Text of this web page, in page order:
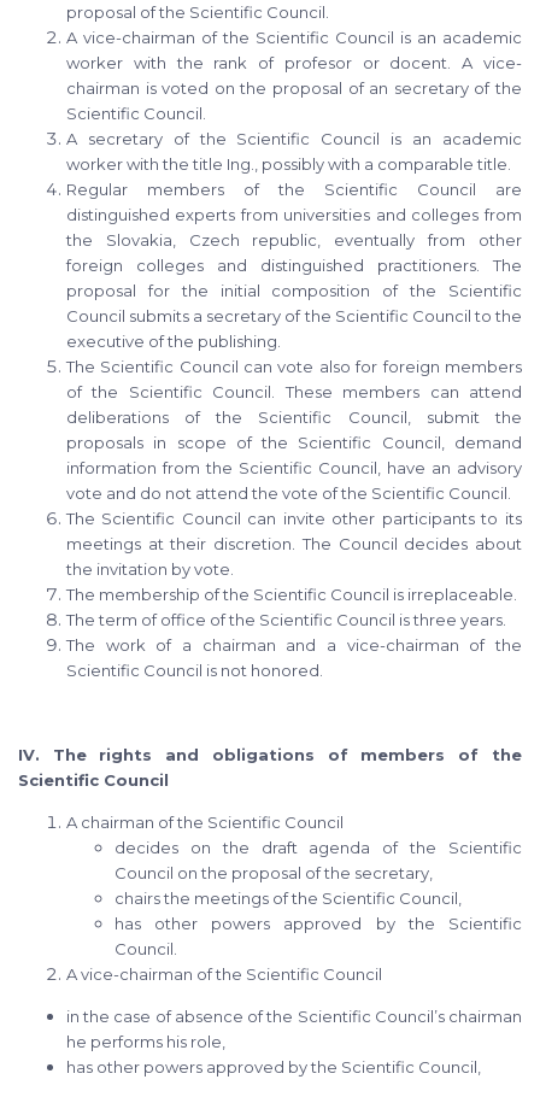
proposal of the Scientific Council.
A vice-chairman of the Scientific Council is an academic
worker with the rank of profesor or docent. A vice-
chairman is voted on the proposal of an secretary of the
Scientific Council.
A secretary of the Scientific Council is an academic
worker with the title Ing., possibly with a comparable title.
Regular members of the Scientific Council are
distinguished experts from universities and colleges from
the Slovakia, Czech republic, eventually from other
foreign colleges and distinguished practitioners. The
proposal for the initial composition of the Scientific
Council submits a secretary of the Scientific Council to the
executive of the publishing.
The Scientific Council can vote also for foreign members
of the Scientific Council. These members can attend
deliberations of the Scientific Council, submit the
proposals in scope of the Scientific Council, demand
information from the Scientific Council, have an advisory
vote and do not attend the vote of the Scientific Council.
The Scientific Council can invite other participants to its
meetings at their discretion. The Council decides about
the invitation by vote.
The membership of the Scientific Council is irreplaceable.
The term of office of the Scientific Council is three years.
The work of a chairman and a vice-chairman of the
Scientific Council is not honored.
IV. The rights and obligations of members of the
Scientific Council
A chairman of the Scientific Council
decides on the draft agenda of the Scientific
Council on the proposal of the secretary,
chairs the meetings of the Scientific Council,
has other powers approved by the Scientific
Council.
A vice-chairman of the Scientific Council
in the case of absence of the Scientific Council’s chairman
he performs his role,
has other powers approved by the Scientific Council,